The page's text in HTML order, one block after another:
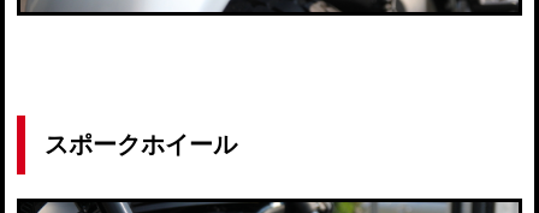
スポークホイール